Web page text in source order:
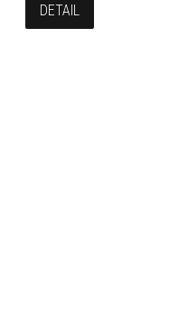
DETAIL